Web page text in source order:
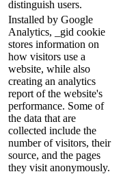
distinguish users.
Installed by Google
Analytics, _gid cookie
stores information on
how visitors use a
website, while also
creating an analytics
report of the website's
performance. Some of
the data that are
collected include the
number of visitors, their
source, and the pages
they visit anonymously.